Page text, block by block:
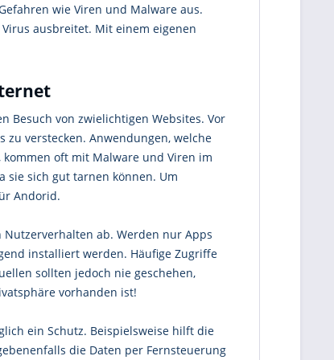
wie Viren und Malware aus.
ausbreitet. Mit einem eigenen
von zwielichtigen Websites. Vor
verstecken. Anwendungen, welche
oft mit Malware und Viren im
sie sich gut tarnen können. Um
Andorid.
ab. Werden nur Apps
installiert werden. Häufige Zugriffe
sollten jedoch nie geschehen,
vorhanden ist!
ein Schutz. Beispielsweise hilft die
die Daten per Fernsteuerung